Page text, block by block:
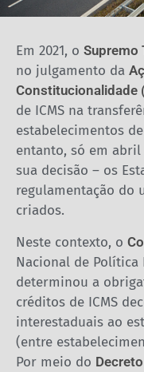
Em 2021, o Supremo
no julgamento da
Constitucionalidade
de ICMS na
estabelecimentos
entanto, só em abril
sua decisão – os
regulamentação do
criados.
Neste contexto, o
Nacional de Política
determinou a
créditos de ICMS
interestaduais ao
(entre
Por meio do